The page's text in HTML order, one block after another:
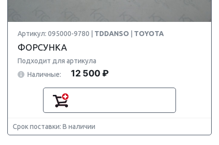
Артикул: 095000-9780 | TDDANSO TOYOTA
ФОРСУНКА
Подходит для артикула
Наличные:
12 500 ₽
Срок поставки: В наличии